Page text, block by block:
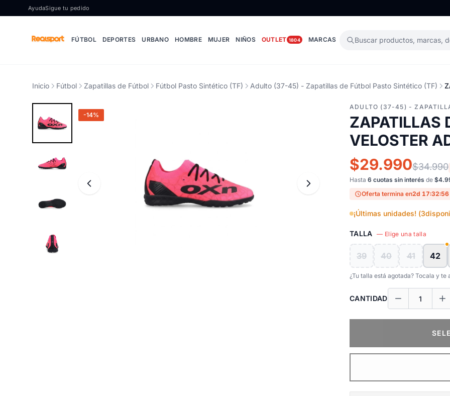
Ir al contenido
AyudaSigue tu pedido
FÚTBOL DEPORTES URBANO HOMBRE MUJER NIÑOS OUTLET 1804 MARCAS Buscar productos, marcas,
Inicio Fútbol Zapatillas de Fútbol Fútbol Pasto Sintético (TF) Adulto (37-45) - Zapatillas de Fútbol Pasto Sintético (TF)
-14%
ADULTO (37-45) -
ZAPATILLAS
VELOSTER
$29.990$34.990
Hasta 6 cuotas sin interés de
Oferta termina en2d 17:32:55
¡Últimas unidades! (3
TALLA — Elige una talla
39 40 41 42
¿Tu talla está agotada? Tocala y
CANTIDAD